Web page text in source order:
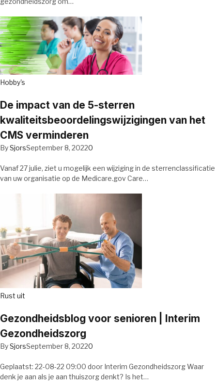
Hobby's
De impact van de 5-sterren
kwaliteitsbeoordelingswijzigingen van het
CMS verminderen
BySjorsSeptember 8, 20220
Vanaf 27 julie, ziet u mogelijk een wijziging in de sterrenclassificatie
van uw organisatie op de Medicare.gov Care…
Rust uit
Gezondheidsblog voor senioren | Interim
Gezondheidszorg
BySjorsSeptember 8, 20220
Geplaatst: 22-08-22 09:00 door Interim Gezondheidszorg Waar
denk je aan als je aan thuiszorg denkt? Is het…